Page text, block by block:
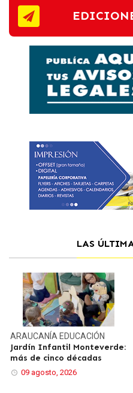
LAS
ARAUCANÍA EDUCACIÓN
Jardín Infantil Monteverde:
más de cinco décadas
09 agosto, 2026